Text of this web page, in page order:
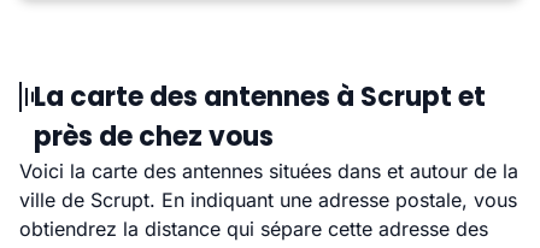
La carte des antennes à Scrupt et
près de chez vous
Voici la carte des antennes situées dans et autour de la
ville de Scrupt. En indiquant une adresse postale, vous
obtiendrez la distance qui sépare cette adresse des